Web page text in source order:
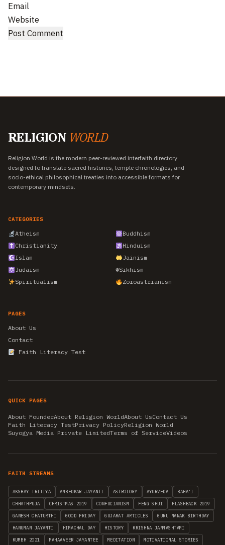
Email
Website
RELIGION WORLD
Religion World is the modern peer-reviewed interfaith directory
designed to translate sacred histories, temple chronologies, and
socio-ethical philosophical treaties into accessible formats for
contemporary mindsets.
CATEGORIES
Atheism
Buddhism
Christianity
Hinduism
Islam
Jainism
Judaism
☬Sikhism
Spiritualism
Zoroastrianism
PAGES
About Us
Contact
Faith Literacy Test
QUICK PAGES
About FounderAbout Religion WorldAbout UsContact Us
Faith Literacy TestPrivacy PolicyReligion World
Suyogya Media Private LimitedTerms of ServiceVideos
FAITH STREAMS
AKSHAY TRITIYA AMBEDKAR JAYANTI ASTROLOGY AYURVEDA BAHA'I
CHHATHPUJA CHRISTMAS 2019 CONFUCIANISM FENG SHUI FLASHBACK 2019
GANESH CHATURTHI GOOD FRIDAY GUJARAT ARTICLES GURU NANAK BIRTHDAY
HANUMAN JAYANTI HIMACHAL DAY HISTORY KRISHNA JANMASHTAMI
KUMBH 2021 MAHAAVEER JAYANTEE MEDITATION MOTIVATIONAL STORIES